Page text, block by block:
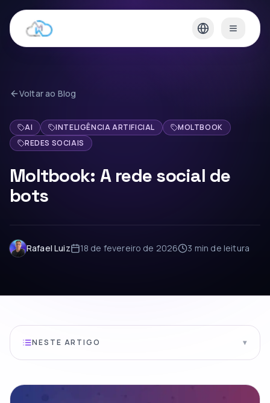
Voltar ao Blog
AI INTELIGÊNCIA ARTIFICIAL
MOLTBOOK
REDES SOCIAIS
Moltbook: A rede social de
bots
Rafael Luiz 18 de fevereiro de 2026 3 min de leitura
NESTE ARTIGO ▾